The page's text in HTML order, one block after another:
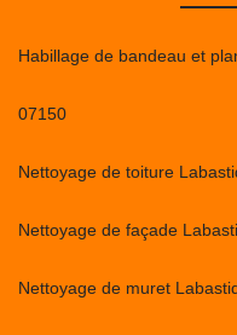
Habillage de bandeau et
07150
Nettoyage de toiture
Nettoyage de façade
Nettoyage de muret